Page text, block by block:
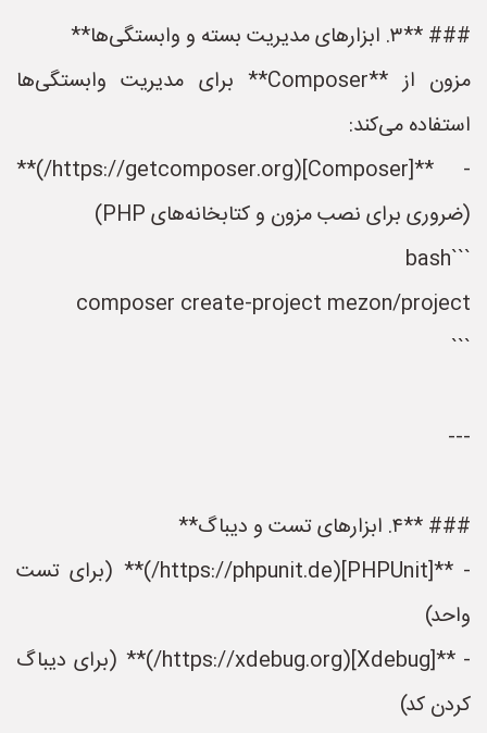
### **۳. ابزارهای مدیریت بسته و وابستگی‌ها**
مزون از **Composer** برای مدیریت وابستگی‌ها
استفاده می‌کند:
- **[Composer](https://getcomposer.org/)**
(ضروری برای نصب مزون و کتابخانه‌های PHP)
```bash
composer create-project mezon/project
```
---
### **۴. ابزارهای تست و دیباگ**
- **[PHPUnit](https://phpunit.de/)** (برای تست
واحد)
- **[Xdebug](https://xdebug.org/)** (برای دیباگ
کردن کد)